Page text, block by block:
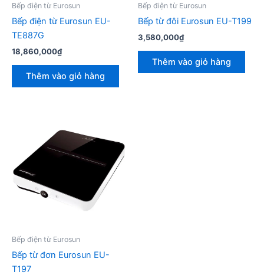
Bếp điện từ Eurosun
Bếp điện từ Eurosun EU-
TE887G
18,860,000₫
Thêm vào giỏ hàng
Bếp điện từ Eurosun
Bếp từ đôi Eurosun EU-T199
3,580,000₫
Thêm vào giỏ hàng
Bếp điện từ Eurosun
Bếp từ đơn Eurosun EU-
T197